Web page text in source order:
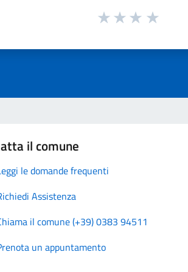
il comune
le domande frequenti
Assistenza
il comune (+39) 0383 94511
un appuntamento